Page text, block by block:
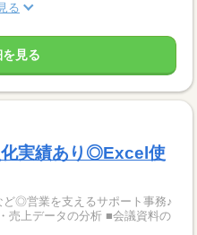
る
見る
化実績あり◎Excel使
ど◎営業を支えるサポート事務♪
売上データの分析 ■会議資料の